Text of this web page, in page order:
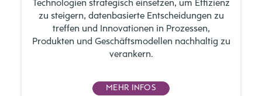
Technologien strategisch einsetzen, um Effizienz
zu steigern, datenbasierte Entscheidungen zu
treffen und Innovationen in Prozessen,
Produkten und Geschäftsmodellen nachhaltig zu
verankern.
MEHR INFOS